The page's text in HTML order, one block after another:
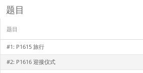
题目
题目
#1: P1615 旅行
#2: P1616 迎接仪式